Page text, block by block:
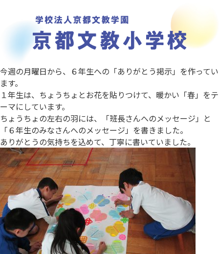
今週の月曜日から、６年生への「ありがとう掲示」を作ってい
ます。
１年生は、ちょうちょとお花を貼りつけて、暖かい「春」をテ
ーマにしています。
ちょうちょの左右の羽には、「班長さんへのメッセージ」と
「６年生のみなさんへのメッセージ」を書きました。
ありがとうの気持ちを込めて、丁寧に書いていました。